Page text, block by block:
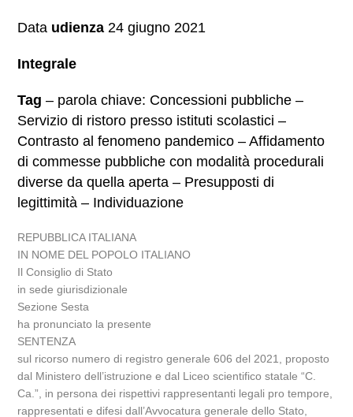
Data udienza 24 giugno 2021
Integrale
Tag – parola chiave: Concessioni pubbliche –
Servizio di ristoro presso istituti scolastici –
Contrasto al fenomeno pandemico – Affidamento
di commesse pubbliche con modalità procedurali
diverse da quella aperta – Presupposti di
legittimità – Individuazione
REPUBBLICA ITALIANA
IN NOME DEL POPOLO ITALIANO
Il Consiglio di Stato
in sede giurisdizionale
Sezione Sesta
ha pronunciato la presente
SENTENZA
sul ricorso numero di registro generale 606 del 2021, proposto
dal Ministero dell’istruzione e dal Liceo scientifico statale “C.
Ca.”, in persona dei rispettivi rappresentanti legali pro tempore,
rappresentati e difesi dall’Avvocatura generale dello Stato,